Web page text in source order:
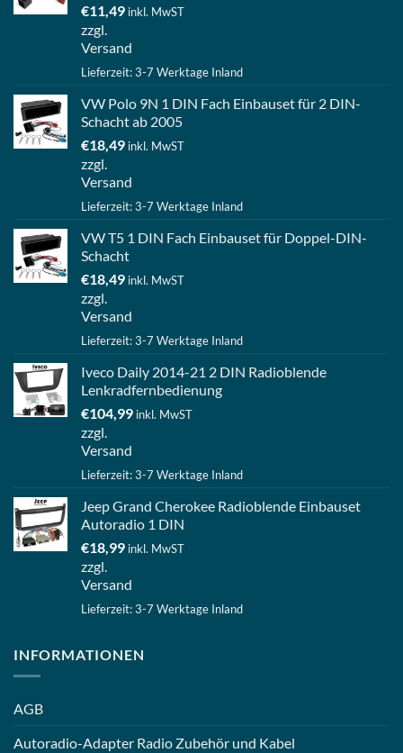
€11,49 inkl. MwST
zzgl.
Versand
Lieferzeit: 3-7 Werktage Inland
VW Polo 9N 1 DIN Fach Einbauset für 2 DIN-
Schacht ab 2005
€18,49 inkl. MwST
zzgl.
Versand
Lieferzeit: 3-7 Werktage Inland
VW T5 1 DIN Fach Einbauset für Doppel-DIN-
Schacht
€18,49 inkl. MwST
zzgl.
Versand
Lieferzeit: 3-7 Werktage Inland
Iveco Daily 2014-21 2 DIN Radioblende
Lenkradfernbedienung
€104,99 inkl. MwST
zzgl.
Versand
Lieferzeit: 3-7 Werktage Inland
Jeep Grand Cherokee Radioblende Einbauset
Autoradio 1 DIN
€18,99 inkl. MwST
zzgl.
Versand
Lieferzeit: 3-7 Werktage Inland
INFORMATIONEN
AGB
Autoradio-Adapter Radio Zubehör und Kabel